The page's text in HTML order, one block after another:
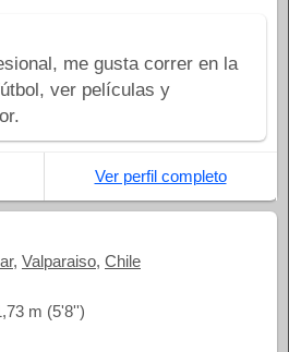
me gusta correr en la
ver películas y
Ver perfil completo
, Valparaiso, Chile
m (5'8'')